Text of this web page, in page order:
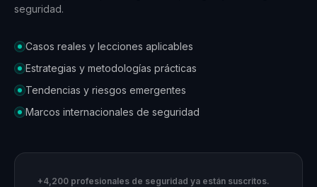
seguridad.
Casos reales y lecciones aplicables
Estrategias y metodologías prácticas
Tendencias y riesgos emergentes
Marcos internacionales de seguridad
+4,200 profesionales de seguridad ya están suscritos.